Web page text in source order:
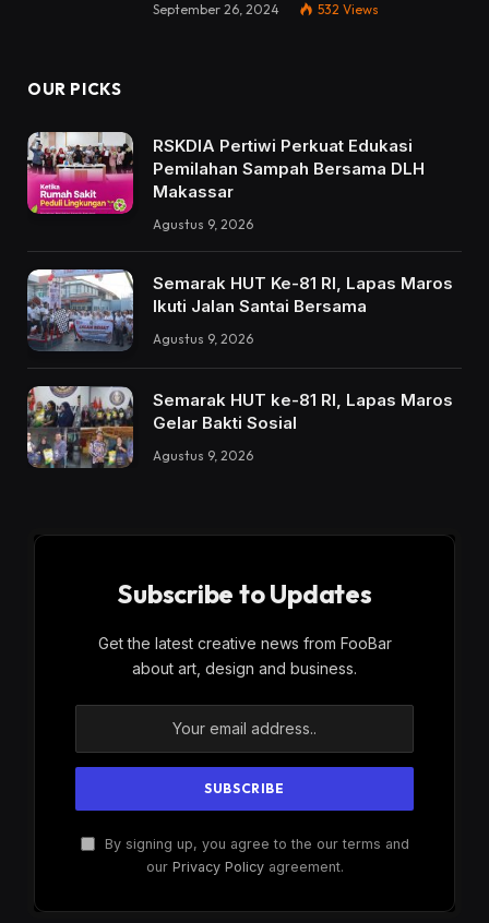
September 26, 2024 532 Views
OUR PICKS
RSKDIA Pertiwi Perkuat Edukasi
Pemilahan Sampah Bersama DLH
Makassar
Agustus 9, 2026
Semarak HUT Ke-81 RI, Lapas Maros
Ikuti Jalan Santai Bersama
Agustus 9, 2026
Semarak HUT ke-81 RI, Lapas Maros
Gelar Bakti Sosial
Agustus 9, 2026
Subscribe to Updates
Get the latest creative news from FooBar
about art, design and business.
By signing up, you agree to the our terms and
our Privacy Policyagreement.